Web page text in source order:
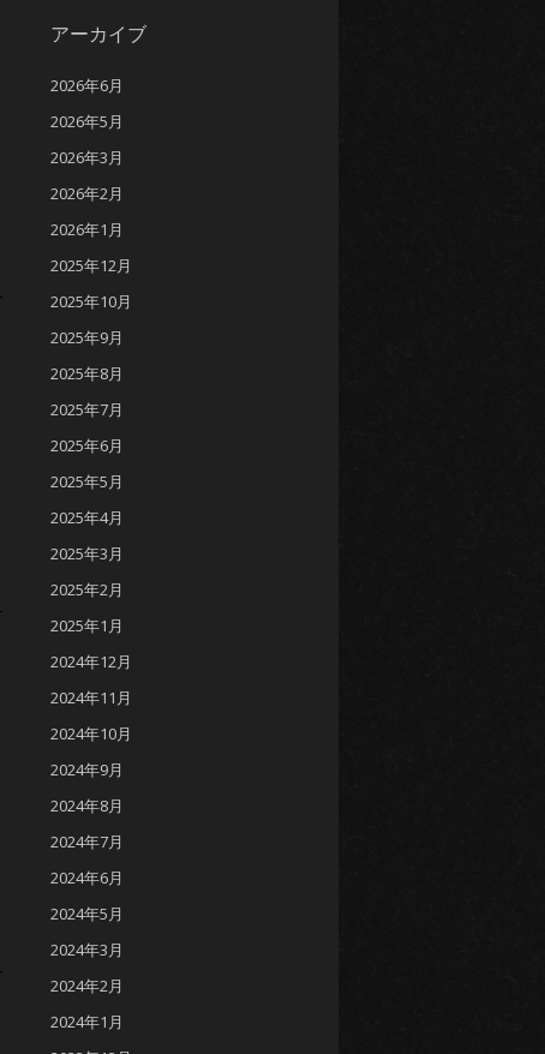
アーカイブ
2026年6月
2026年5月
2026年3月
2026年2月
2026年1月
2025年12月
2025年10月
2025年9月
2025年8月
2025年7月
2025年6月
2025年5月
2025年4月
2025年3月
2025年2月
2025年1月
2024年12月
2024年11月
2024年10月
2024年9月
2024年8月
2024年7月
2024年6月
2024年5月
2024年3月
2024年2月
2024年1月